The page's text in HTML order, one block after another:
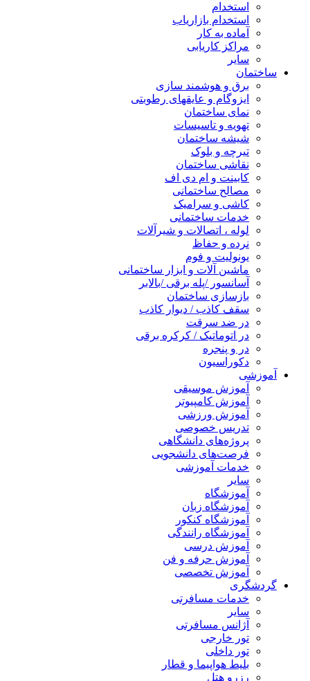
استخدام
استخدام بازاریاب
آماده به کار
مراکز کاریابی
سایر
ساختمان
برق و هوشمند سازی
ایزوگام و عایقهای رطوبتی
نمای ساختمان
تهویه و تاسیسات
شیشه ساختمان
تیرچه و بلوک
نقاشی ساختمان
کابینت و ام دی اف
مصالح ساختمانی
کاشی و سرامیک
خدمات ساختمانی
لوله ، اتصالات و شیرآلات
نرده و حفاظ
یونولیت و فوم
ماشین آلات و ابزار ساختمانی
آسانسور /پله برقی /بالابر
بازسازی ساختمان
سقف کاذب / دیوار کاذب
در ضد سرقت
در اتوماتیک / کرکره برقی
در و پنجره
دکوراسیون
آموزشی
آموزش موسیقی
آموزش کامپیوتر
آموزش ورزشی
تدریس خصوصی
پروژه‌های دانشگاهی
فرصت‌های دانشجویی
خدمات آموزشی
سایر
آموزشگاه
آموزشگاه زبان
آموزشگاه کنکور
آموزشگاه رانندگی
آموزش درسی
آموزش حرفه و فن
آموزش تخصصی
گردشگری
خدمات مسافرتی
سایر
آژانس مسافرتی
تور خارجی
تور داخلی
بلیط هواپیما و قطار
رزرو هتل